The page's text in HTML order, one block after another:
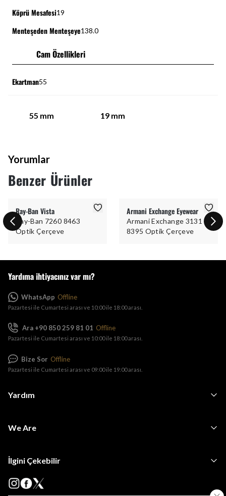
Köprü Mesafesi19
Menteşeden Menteşeye138.0
Cam Özellikleri
Ekartman55
55 mm 19 mm
Yorumlar
Benzer Ürünler
Ray-Ban Vista
Ray-Ban 7260 8463
Optik Çerçeve
Armani Exchange Eyewear
Armani Exchange 3131
8395 Optik Çerçeve
Yardım
We Are
İlgini Çekebilir
Yardıma ihtiyacınız var mı?
WhatsApp Offline
Pazartesi ile Cumartesi arası ve 10:00 ile 18:00 arası.
Ara +90 850 259 81 01 Offline
Pazartesi ile Cumartesi arası ve 10:00 ile 18:00 arası.
Bize Sor Offline
Pazartesi ile Cumartesi arası ve 09:00 ile 19:00 arası.